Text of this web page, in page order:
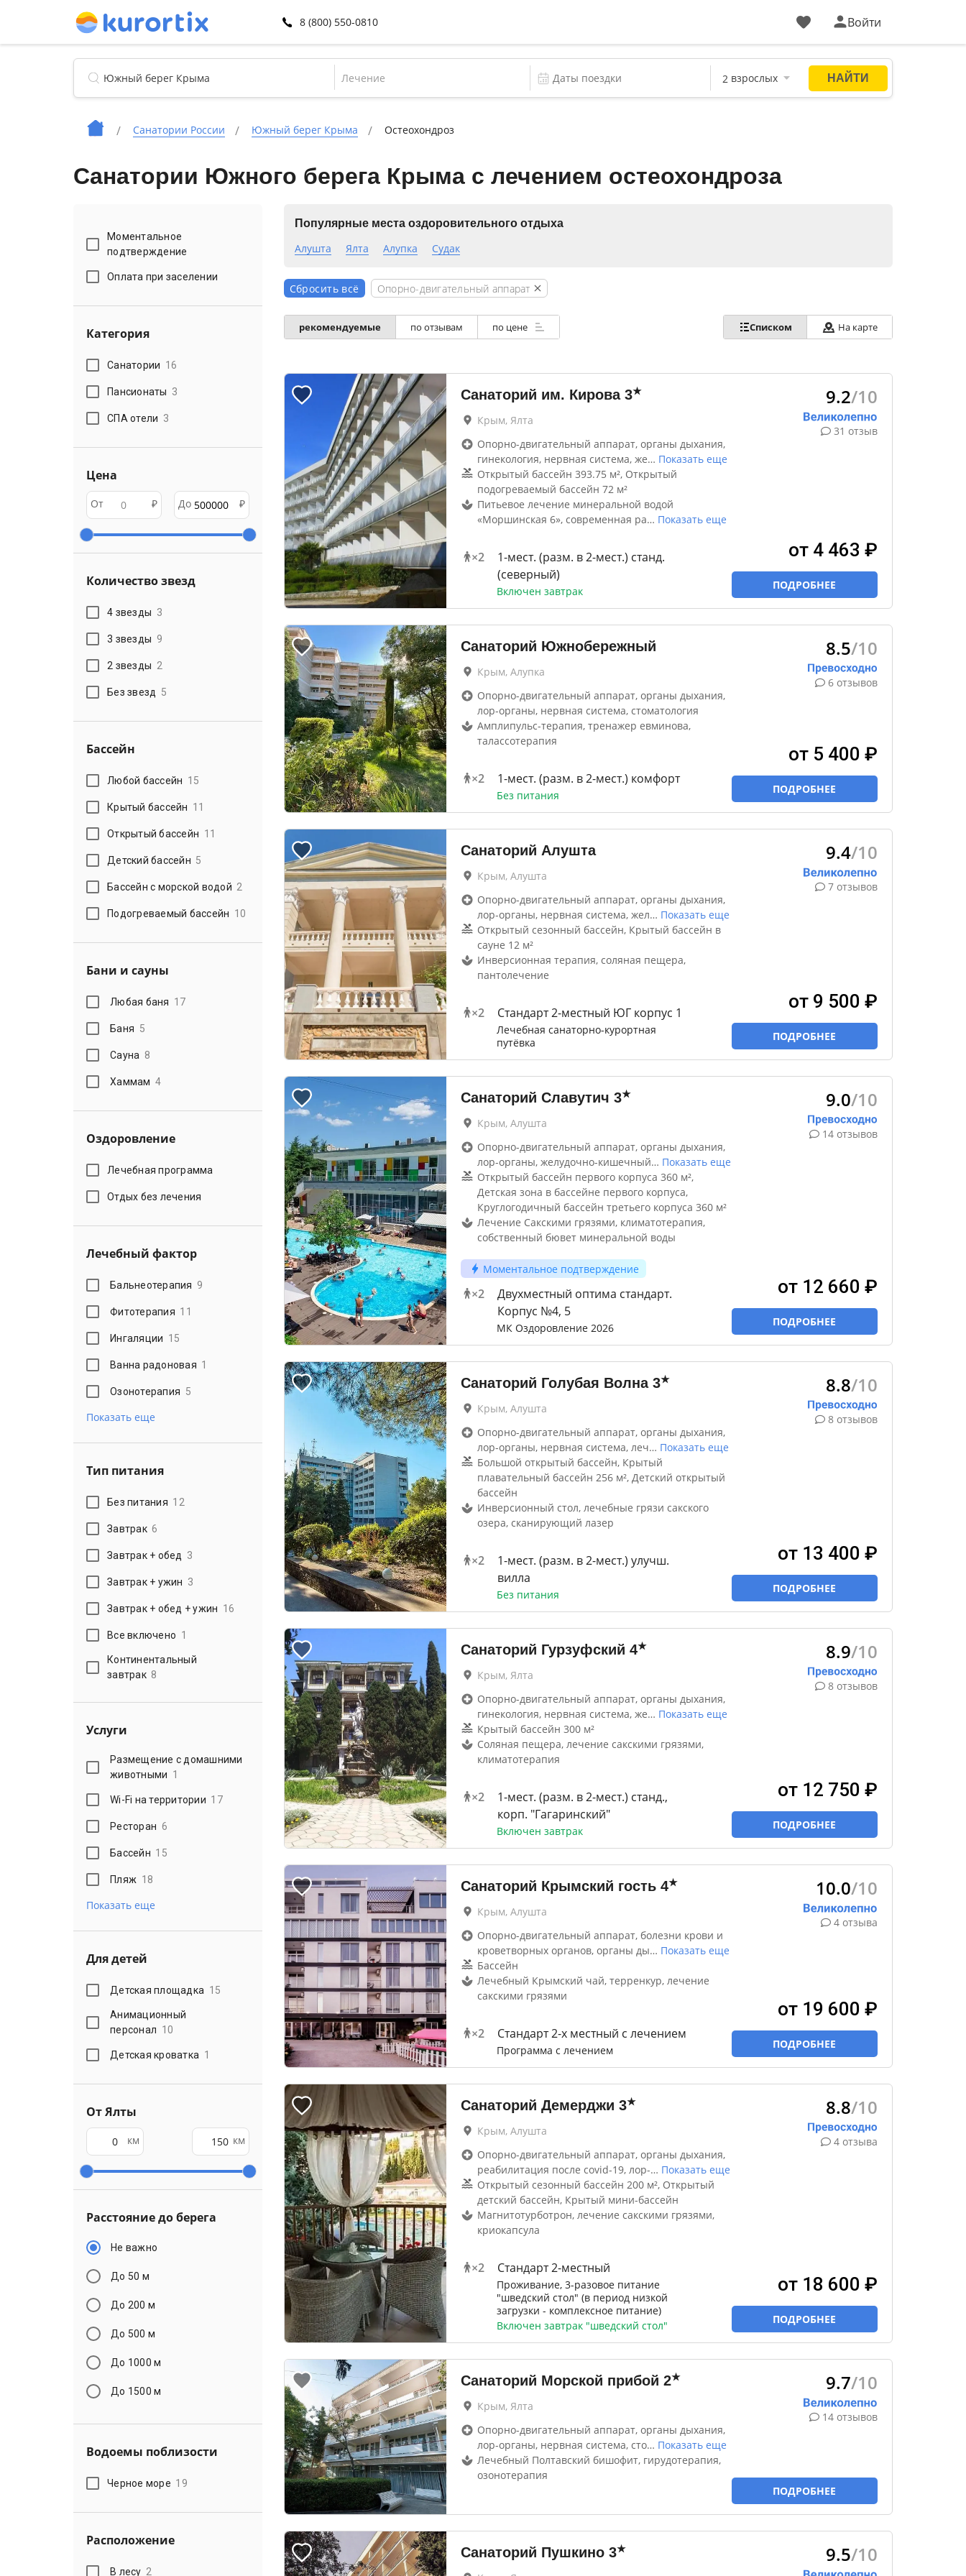
8 (800) 550-0810 Войти
Лечение
Санатории России Южный берег Крыма Остеохондроз
Санатории Южного берега Крыма с лечением остеохондроза
Моментальное
подтверждение
Оплата при заселении
Категория
Санатории 16
Пансионаты 3
СПА отели 3
Цена
От ₽ До ₽
Количество звезд
4 звезды 3
3 звезды 9
2 звезды 2
Без звезд 5
Бассейн
Любой бассейн 15
Крытый бассейн 11
Открытый бассейн 11
Детский бассейн 5
Бассейн с морской водой 2
Подогреваемый бассейн 10
Бани и сауны
Любая баня 17
Баня 5
Сауна 8
Хаммам 4
Оздоровление
Лечебная программа
Отдых без лечения
Лечебный фактор
Бальнеотерапия 9
Фитотерапия 11
Ингаляции 15
Ванна радоновая 1
Озонотерапия 5
Показать еще
Тип питания
Без питания 12
Завтрак 6
Завтрак + обед 3
Завтрак + ужин 3
Завтрак + обед + ужин 16
Все включено 1
Континентальный
завтрак 8
Услуги
Размещение с домашними
животными 1
Wi-Fi на территории 17
Ресторан 6
Бассейн 15
Пляж 18
Показать еще
Для детей
Детская площадка 15
Анимационный
персонал 10
Детская кроватка 1
От Ялты
км км
Расстояние до берега
Не важно
До 50 м
До 200 м
До 500 м
До 1000 м
До 1500 м
Водоемы поблизости
Черное море 19
Расположение
В лесу 2
Популярные места оздоровительного отдыха
Алушта Ялта Алупка Судак
Сбросить всё Опорно-двигательный аппарат
рекомендуемые по отзывам по цене Списком На карте
Санаторий им. Кирова 3★
Крым, Ялта
Опорно-двигательный аппарат, органы дыхания,
гинекология, нервная система, же… Показать еще
Открытый бассейн 393.75 м², Открытый
подогреваемый бассейн 72 м²
Питьевое лечение минеральной водой
«Моршинская 6», современная ра… Показать еще
×2
1-мест. (разм. в 2-мест.) станд.
(северный)
Включен завтрак
9.2/10
31 отзыв
от 4 463 ₽
ПОДРОБНЕЕ
Санаторий Южнобережный
Крым, Алупка
Опорно-двигательный аппарат, органы дыхания,
лор-органы, нервная система, стоматология
Амплипульс-терапия, тренажер евминова,
талассотерапия
×2 1-мест. (разм. в 2-мест.) комфорт
Без питания
8.5/10
6 отзывов
от 5 400 ₽
ПОДРОБНЕЕ
Санаторий Алушта
Крым, Алушта
Опорно-двигательный аппарат, органы дыхания,
лор-органы, нервная система, жел… Показать еще
Открытый сезонный бассейн, Крытый бассейн в
сауне 12 м²
Инверсионная терапия, соляная пещера,
пантолечение
×2 Стандарт 2-местный ЮГ корпус 1
Лечебная санаторно-курортная
путёвка
9.4/10
7 отзывов
от 9 500 ₽
ПОДРОБНЕЕ
Санаторий Славутич 3★
Крым, Алушта
Опорно-двигательный аппарат, органы дыхания,
лор-органы, желудочно-кишечный… Показать еще
Открытый бассейн первого корпуса 360 м²,
Детская зона в бассейне первого корпуса,
Круглогодичный бассейн третьего корпуса 360 м²
Лечение Сакскими грязями, климатотерапия,
собственный бювет минеральной воды
Моментальное подтверждение
×2
Двухместный оптима стандарт.
Корпус №4, 5
МК Оздоровление 2026
9.0/10
14 отзывов
от 12 660 ₽
ПОДРОБНЕЕ
Санаторий Голубая Волна 3★
Крым, Алушта
Опорно-двигательный аппарат, органы дыхания,
лор-органы, нервная система, леч… Показать еще
Большой открытый бассейн, Крытый
плавательный бассейн 256 м², Детский открытый
бассейн
Инверсионный стол, лечебные грязи сакского
озера, сканирующий лазер
×2
1-мест. (разм. в 2-мест.) улучш.
вилла
Без питания
8.8/10
8 отзывов
от 13 400 ₽
ПОДРОБНЕЕ
Санаторий Гурзуфский 4★
Крым, Ялта
Опорно-двигательный аппарат, органы дыхания,
гинекология, нервная система, же… Показать еще
Крытый бассейн 300 м²
Соляная пещера, лечение сакскими грязями,
климатотерапия
×2
1-мест. (разм. в 2-мест.) станд.,
корп. "Гагаринский"
Включен завтрак
8.9/10
8 отзывов
от 12 750 ₽
ПОДРОБНЕЕ
Санаторий Крымский гость 4★
Крым, Алушта
Опорно-двигательный аппарат, болезни крови и
кроветворных органов, органы ды… Показать еще
Бассейн
Лечебный Крымский чай, терренкур, лечение
сакскими грязями
×2 Стандарт 2-х местный с лечением
Программа с лечением
10.0/10
4 отзыва
от 19 600 ₽
ПОДРОБНЕЕ
Санаторий Демерджи 3★
Крым, Алушта
Опорно-двигательный аппарат, органы дыхания,
реабилитация после covid-19, лор-… Показать еще
Открытый сезонный бассейн 200 м², Открытый
детский бассейн, Крытый мини-бассейн
Магнитотурботрон, лечение сакскими грязями,
криокапсула
×2 Стандарт 2-местный
Проживание, 3-разовое питание
"шведский стол" (в период низкой
загрузки - комплексное питание)
Включен завтрак "шведский стол"
8.8/10
4 отзыва
от 18 600 ₽
ПОДРОБНЕЕ
Санаторий Морской прибой 2★
Крым, Ялта
Опорно-двигательный аппарат, органы дыхания,
лор-органы, нервная система, сто… Показать еще
Лечебный Полтавский бишофит, гирудотерапия,
озонотерапия
9.7/10
14 отзывов
ПОДРОБНЕЕ
Санаторий Пушкино 3★ 9.5/10